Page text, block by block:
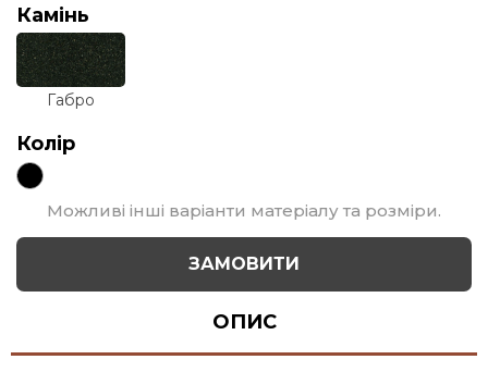
Камінь
Габро
Колір
Можливі інші варіанти матеріалу та розміри.
ЗАМОВИТИ
ОПИС